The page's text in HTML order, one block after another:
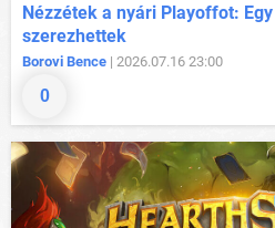
0
Nézzétek a nyári Playoffot:
szerezhettek
Borovi Bence | 2026.07.16 23:00